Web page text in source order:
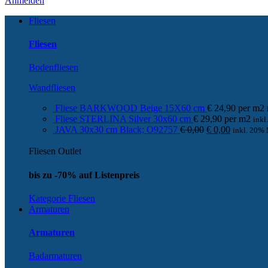
Fliesen
Fliesen
Bodenfliesen
Wandfliesen
Fliese BARKWOOD Beige 15X60 cm € 24,90 per m2
Fliese STERLINA Silver 30x60 cm € 29,90 per m2
JAVA 30x30 cm Black; O92757 €0,00 Ursprünglicher
€ 0,00Aktueller
inkl. 20%
Fliesen Outlet
bis zu -70% auf Listenpreis
Kategorie Fliesen
Armaturen
Armaturen
Badarmaturen